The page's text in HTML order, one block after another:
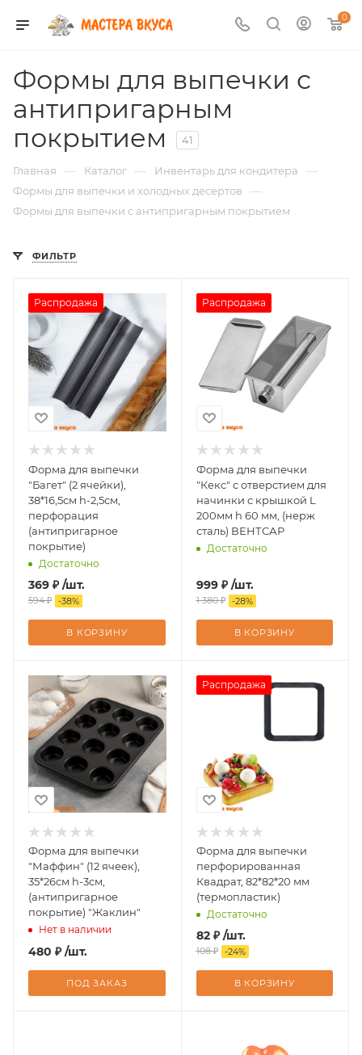
0
Формы для выпечки с
антипригарным
покрытием
41
Главная — Каталог — Инвентарь для кондитера —
Формы для выпечки и холодных десертов —
Формы для выпечки с антипригарным покрытием
ФИЛЬТР
Распродажа
Форма для выпечки
"Багет" (2 ячейки),
38*16,5см h-2,5см,
перфорация
(антипригарное
покрытие)
Достаточно
369 ₽ /шт.
594 ₽ -38%
В КОРЗИНУ
Распродажа
Форма для выпечки
"Кекс" с отверстием для
начинки с крышкой L
200мм h 60 мм, (нерж
сталь) ВЕНТСАР
Достаточно
999 ₽ /шт.
1 380 ₽ -28%
В КОРЗИНУ
Форма для выпечки
"Маффин" (12 ячеек),
35*26см h-3см,
(антипригарное
покрытие) "Жаклин"
Нет в наличии
480 ₽ /шт.
ПОД ЗАКАЗ
Распродажа
Форма для выпечки
перфорированная
Квадрат, 82*82*20 мм
(термопластик)
Достаточно
82 ₽ /шт.
108 ₽ -24%
В КОРЗИНУ